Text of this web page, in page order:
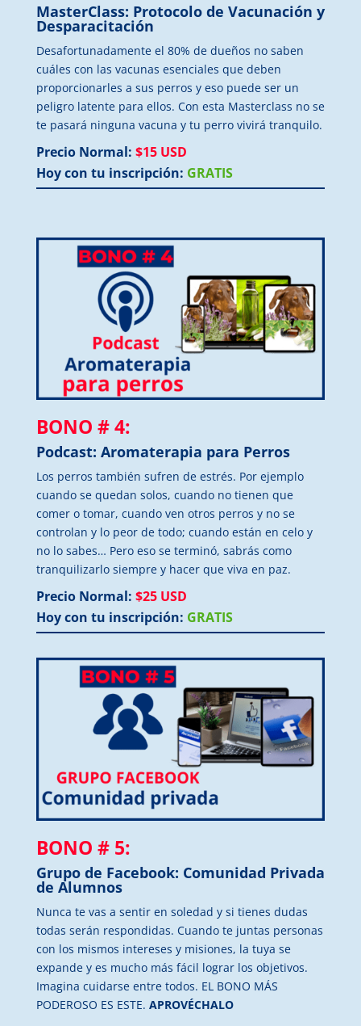
MasterClass: Protocolo de Vacunación y
Desparacitación
Desafortunadamente el 80% de dueños no saben
cuáles con las vacunas esenciales que deben
proporcionarles a sus perros y eso puede ser un
peligro latente para ellos. Con esta Masterclass no se
te pasará ninguna vacuna y tu perro vivirá tranquilo.
Precio Normal: $15 USD
Hoy con tu inscripción: GRATIS
BONO # 4:
Podcast: Aromaterapia para Perros
Los perros también sufren de estrés. Por ejemplo
cuando se quedan solos, cuando no tienen que
comer o tomar, cuando ven otros perros y no se
controlan y lo peor de todo; cuando están en celo y
no lo sabes… Pero eso se terminó, sabrás como
tranquilizarlo siempre y hacer que viva en paz.
Precio Normal: $25 USD
Hoy con tu inscripción: GRATIS
BONO # 5:
Grupo de Facebook: Comunidad Privada
de Alumnos
Nunca te vas a sentir en soledad y si tienes dudas
todas serán respondidas. Cuando te juntas personas
con los mismos intereses y misiones, la tuya se
expande y es mucho más fácil lograr los objetivos.
Imagina cuidarse entre todos. EL BONO MÁS
PODEROSO ES ESTE. APROVÉCHALO